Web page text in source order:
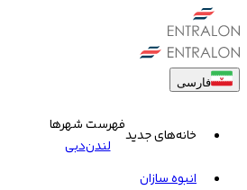
فارسی
خانه‌های جدید
فهرست شهرها
لندندبی
انبوه سازان